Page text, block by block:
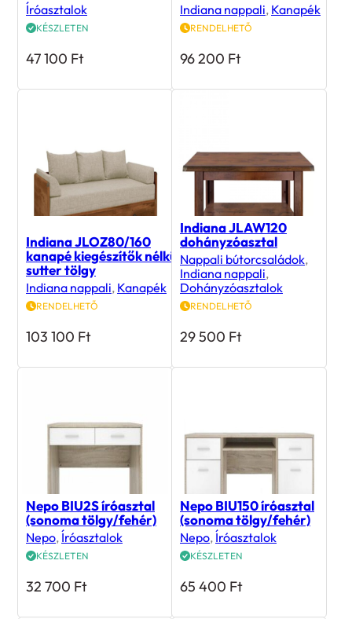
Íróasztalok
KÉSZLETEN
47 100 Ft
Indiana nappali, Kanapék
RENDELHETŐ
96 200 Ft
Indiana JLOZ80/160
kanapé kiegészítők nélkül
sutter tölgy
Indiana nappali, Kanapék
RENDELHETŐ
103 100 Ft
Indiana JLAW120
dohányzóasztal
Nappali bútorcsaládok,
Indiana nappali,
Dohányzóasztalok
RENDELHETŐ
29 500 Ft
Nepo BIU2S íróasztal
(sonoma tölgy/fehér)
Nepo, Íróasztalok
KÉSZLETEN
32 700 Ft
Nepo BIU150 íróasztal
(sonoma tölgy/fehér)
Nepo, Íróasztalok
KÉSZLETEN
65 400 Ft